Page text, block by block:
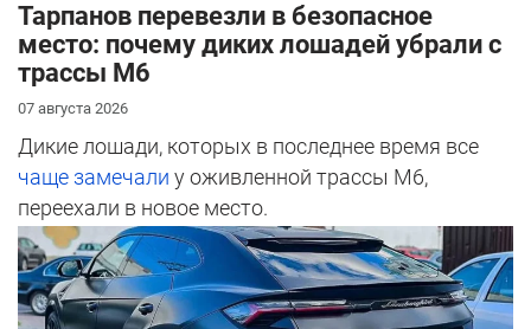
Тарпанов перевезли в безопасное
место: почему диких лошадей убрали с
трассы М6
07 августа 2026
Дикие лошади, которых в последнее время все
чаще замечали у оживленной трассы М6,
переехали в новое место.